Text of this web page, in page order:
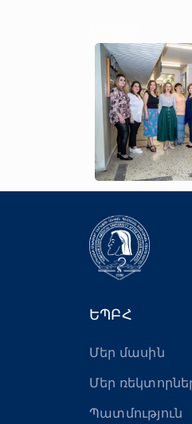
ԵՊԲՀ
Մեր մասին
Մեր
Պատմություն